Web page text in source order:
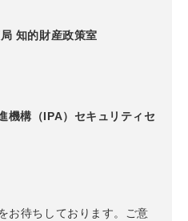
知的財産政策室
機構（IPA）セキュリティセ
お待ちしております。ご意